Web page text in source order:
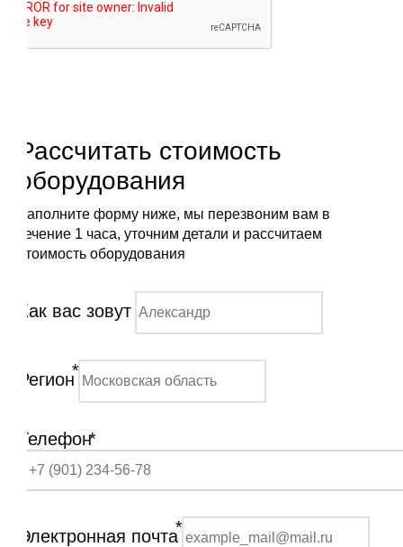
Рассчитать стоимость
оборудования
Заполните форму ниже, мы перезвоним вам в
течение 1 часа, уточним детали и рассчитаем
стоимость оборудования
Как вас зовут
Регион*
Телефон*
Электронная почта*